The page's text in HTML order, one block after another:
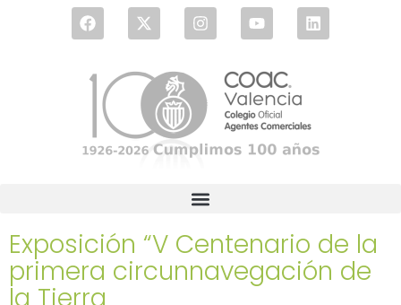
Exposición “V Centenario de la
primera circunnavegación de